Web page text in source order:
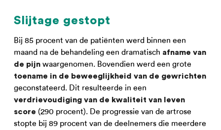
Slijtage gestopt
Bij 85 procent van de patiënten werd binnen een
maand na de behandeling een dramatisch afname van
de pijn waargenomen. Bovendien werd een grote
toename in de beweeglijkheid van de gewrichten
geconstateerd. Dit resulteerde in een
verdrievoudiging van de kwaliteit van leven
score (290 procent). De progressie van de artrose
stopte bij 89 procent van de deelnemers die meerdere